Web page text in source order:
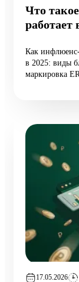
Что
работает
Как инфлюенс-
в 2025: виды
маркировка
17.05.2026